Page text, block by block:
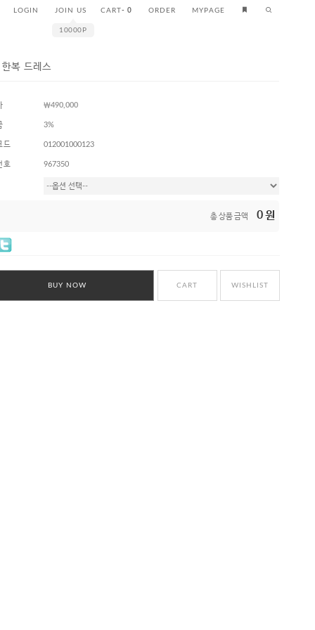
LOGIN JOIN US
10000P
CART- 0 ORDER MYPAGE
한복 드레스
￦490,000
3%
드 012001000123
호 967350
총 상품 금액 0원
BUY NOW CART WISHLIST